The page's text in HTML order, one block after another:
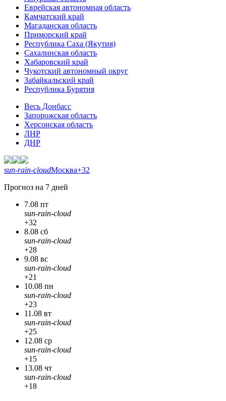
Еврейская автономная область
Камчатский край
Магаданская область
Приморский край
Республика Саха (Якутия)
Сахалинская область
Хабаровский край
Чукотский автономный округ
Забайкальский край
Республика Бурятия
Весь Донбасс
Запорожская область
Херсонская область
ЛНР
ДНР
sun-rain-cloudМосква+32
Прогноз на 7 дней
7.08 пт
sun-rain-cloud
+32
8.08 сб
sun-rain-cloud
+28
9.08 вс
sun-rain-cloud
+21
10.08 пн
sun-rain-cloud
+23
11.08 вт
sun-rain-cloud
+25
12.08 ср
sun-rain-cloud
+15
13.08 чт
sun-rain-cloud
+18